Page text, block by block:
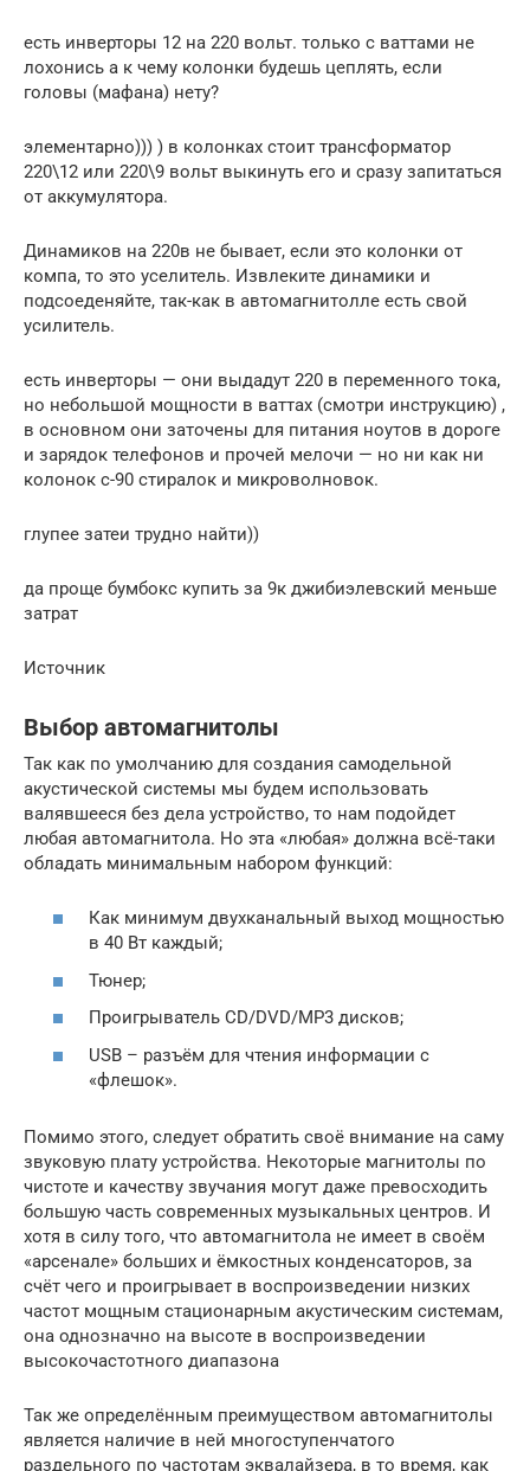
есть инверторы 12 на 220 вольт. только с ваттами не
лохонись а к чему колонки будешь цеплять, если
головы (мафана) нету?
элементарно))) ) в колонках стоит трансформатор
220\12 или 220\9 вольт выкинуть его и сразу запитаться
от аккумулятора.
Динамиков на 220в не бывает, если это колонки от
компа, то это уселитель. Извлеките динамики и
подсоеденяйте, так-как в автомагнитолле есть свой
усилитель.
есть инверторы — они выдадут 220 в переменного тока,
но небольшой мощности в ваттах (смотри инструкцию) ,
в основном они заточены для питания ноутов в дороге
и зарядок телефонов и прочей мелочи — но ни как ни
колонок с-90 стиралок и микроволновок.
глупее затеи трудно найти))
да проще бумбокс купить за 9к джибиэлевский меньше
затрат
Источник
Выбор автомагнитолы
Так как по умолчанию для создания самодельной
акустической системы мы будем использовать
валявшееся без дела устройство, то нам подойдет
любая автомагнитола. Но эта «любая» должна всё-таки
обладать минимальным набором функций:
Как минимум двухканальный выход мощностью
в 40 Вт каждый;
Тюнер;
Проигрыватель CD/DVD/MP3 дисков;
USB – разъём для чтения информации с
«флешок».
Помимо этого, следует обратить своё внимание на саму
звуковую плату устройства. Некоторые магнитолы по
чистоте и качеству звучания могут даже превосходить
большую часть современных музыкальных центров. И
хотя в силу того, что автомагнитола не имеет в своём
«арсенале» больших и ёмкостных конденсаторов, за
счёт чего и проигрывает в воспроизведении низких
частот мощным стационарным акустическим системам,
она однозначно на высоте в воспроизведении
высокочастотного диапазона
Так же определённым преимуществом автомагнитолы
является наличие в ней многоступенчатого
раздельного по частотам эквалайзера, в то время, как